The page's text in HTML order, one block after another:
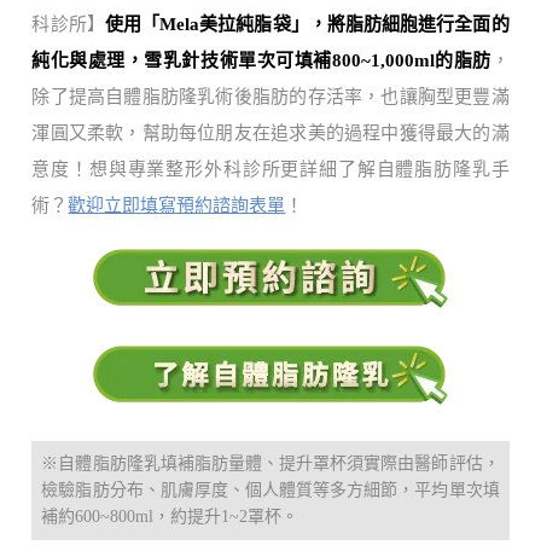
科診所】 使用「Mela美拉純脂袋」，將脂肪細胞進行全面的
純化與處理，雪乳針技術單次可填補800~1,000ml的脂肪 ，
除了提高自體脂肪隆乳術後脂肪的存活率，也讓胸型更豐滿
渾圓又柔軟，幫助每位朋友在追求美的過程中獲得最大的滿
意度！想與專業整形外科診所更詳細了解自體脂肪隆乳手
術？歡迎立即填寫預約諮詢表單 ！
※自體脂肪隆乳填補脂肪量體、提升罩杯須實際由醫師評估，
檢驗脂肪分布、肌膚厚度、個人體質等多方細節，平均單次填
補約600~800ml，約提升1~2罩杯。